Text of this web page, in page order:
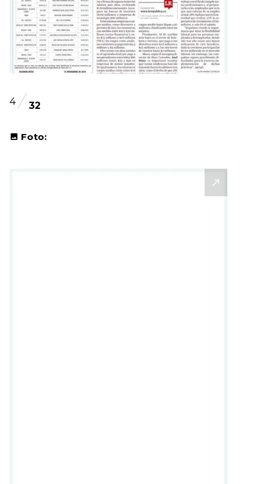
4 32
Foto: